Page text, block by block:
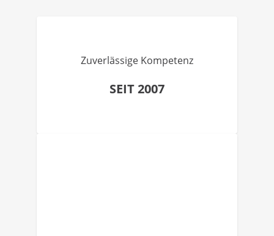
Zuverlässige Kompetenz
SEIT 2007